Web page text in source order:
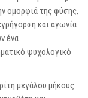
ομορφιά της φύσης,
και αγωνία
ένα
ψυχολογικό
μεγάλου μήκους